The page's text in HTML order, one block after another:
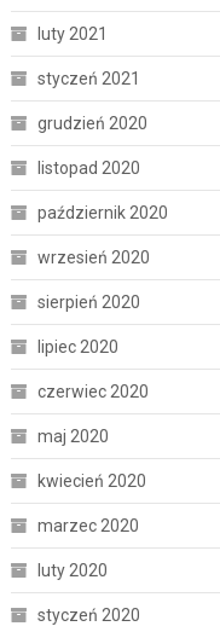
luty 2021
styczeń 2021
grudzień 2020
listopad 2020
październik 2020
wrzesień 2020
sierpień 2020
lipiec 2020
czerwiec 2020
maj 2020
kwiecień 2020
marzec 2020
luty 2020
styczeń 2020